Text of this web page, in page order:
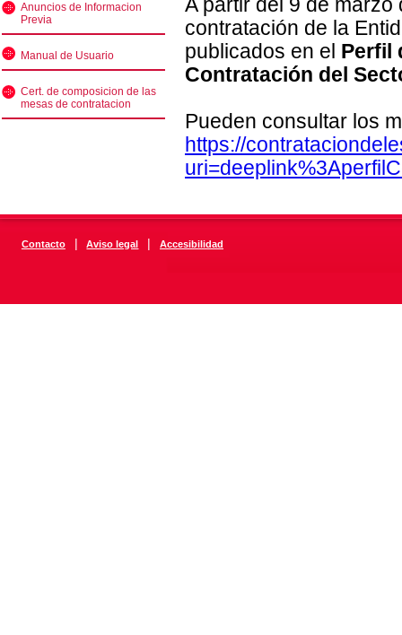
Anuncios de Informacion
Previa
Manual de Usuario
Cert. de composicion de las
mesas de contratacion
A partir del 9 de
contratación de la
publicados en el Perfil
Contratación del
Pueden consultar los
https://
Contacto | Aviso legal | Accesibilidad